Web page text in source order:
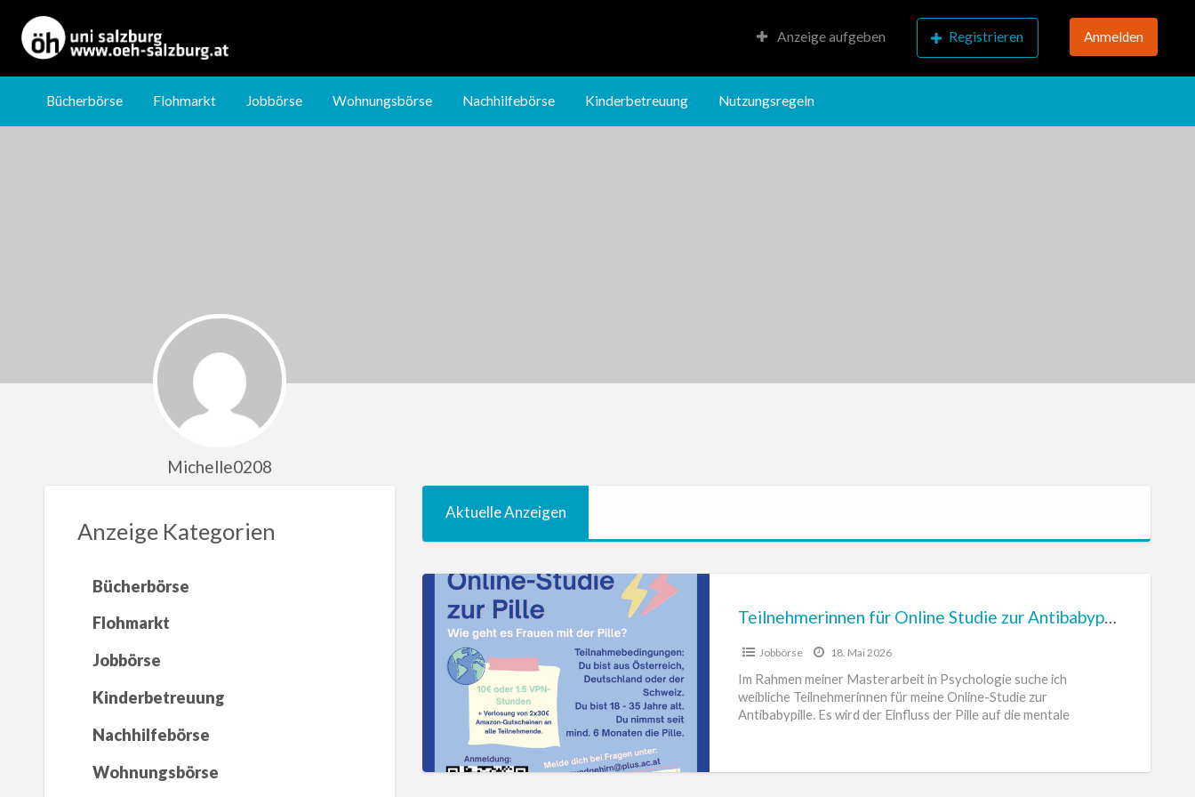
Jobbörse Wohnungsbörse Nachhilfebörse Kinderbetreuung Nutzungsregeln
Anzeige aufgeben Registrieren Anmelden
Bücherbörse Flohmarkt Jobbörse Wohnungsbörse Nachhilfebörse Kinderbetreuung Nutzungsregeln
Michelle0208
Anzeige Kategorien
Bücherbörse
Flohmarkt
Jobbörse
Kinderbetreuung
Nachhilfebörse
Wohnungsbörse
Aktuelle Anzeigen
Teilnehmerinnen
Online
Studie
Antibabypille
10Euro
Entlohnung
Teilnehmerinnen für Online Studie zur Antibabypille – 10Euro Entlohnung
Jobbörse 18. Mai 2026
Im Rahmen meiner Masterarbeit in Psychologie suche ich
weibliche Teilnehmerinnen für meine Online-Studie zur
Antibabypille. Es wird der Einfluss der Pille auf die mentale